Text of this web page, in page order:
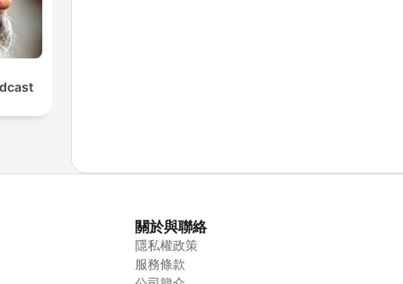
關於與聯絡
隱私權政策
服務條款